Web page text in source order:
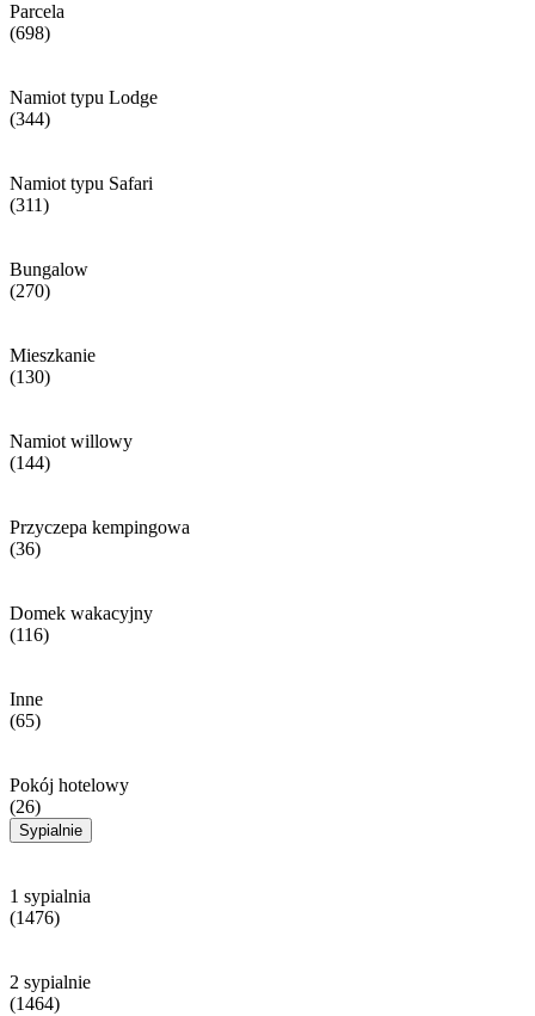
Parcela
(698)
Namiot typu Lodge
(344)
Namiot typu Safari
(311)
Bungalow
(270)
Mieszkanie
(130)
Namiot willowy
(144)
Przyczepa kempingowa
(36)
Domek wakacyjny
(116)
Inne
(65)
Pokój hotelowy
(26)
Sypialnie
1 sypialnia
(1476)
2 sypialnie
(1464)